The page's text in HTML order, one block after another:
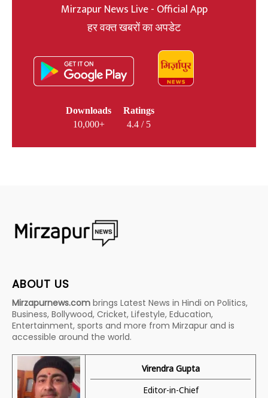
Mirzapur News Live - Official App
हर वक्त खबरों का अपडेट
Downloads
10,000+
Ratings
4.4 / 5
ABOUT US
Mirzapurnews.com brings Latest News in Hindi on Politics,
Business, Bollywood, Cricket, Lifestyle, Education,
Entertainment, sports and more from Mirzapur and is
accessible around the world.
Virendra Gupta
Editor-in-Chief